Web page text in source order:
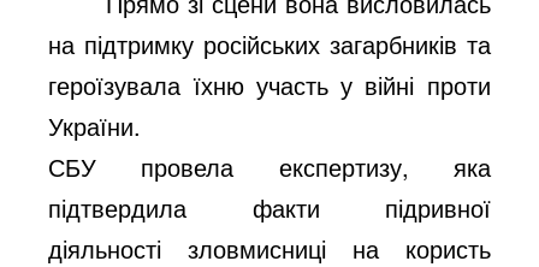
на підтримку російських загарбників та
героїзувала їхню участь у війні проти
України.
СБУ провела експертизу, яка
підтвердила факти підривної
діяльності зловмисниці на користь